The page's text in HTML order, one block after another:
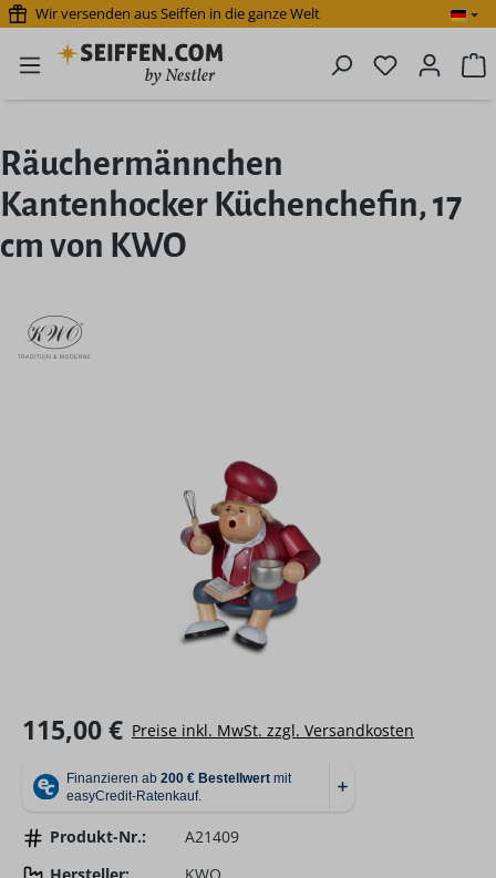
Zum Hauptinhalt springen
Wir versenden aus Seiffen in die ganze Welt
Du hast 0
Räuchermännchen
Kantenhocker Küchenchefin, 17
cm von KWO
Regulärer Preis:
115,00 € Preise inkl. MwSt. zzgl. Versandkosten
Produkt-Nr.:
A21409